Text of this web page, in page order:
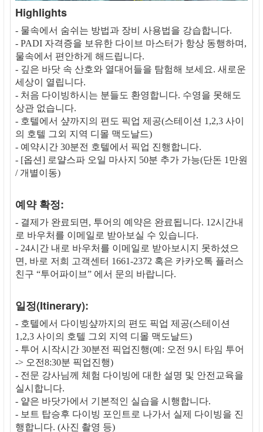
Highlights
- 물속에서 숨쉬는 방법과 장비 사용법을 강습합니다.
- PADI 자격증을 보유한 다이브 마스터가 항상 동행하며,
물속에서 편안하게 해드립니다.
- 깊은 바닷 속 산호와 열대어들을 탐험해 보세요. 새로운
세상이 열립니다.
- 처음 다이빙하시는 분들도 환영합니다. 수영을 못해도
상관 없습니다.
- 호텔에서 샾까지의 편도 픽업 제공(스테이션 1,2,3 사이
의 호텔 그외 지역 디몰 맥도날드)
- 예약시간 30분전 호텔에서 픽업 진행합니다.
- [옵션] 로얄스파 오일 마사지 50분 추가 가능(단돈 1만원
/ 개별이동)
예약 확정:
- 결제가 완료되면, 투어의 예약은 완료됩니다. 12시간내
로 바우처를 이메일로 받아보실 수 있습니다.
- 24시간 내로 바우처를 이메일로 받아보시지 못하셨으
면, 바로 저희 고객센터 1661-2372 혹은 카카오톡 플러스
친구 “투어파이브” 에서 문의 바랍니다.
일정(Itinerary):
- 호텔에서 다이빙샾까지의 편도 픽업 제공(스테이션
1,2,3 사이의 호텔 그외 지역 디몰 맥도날드)
- 투어 시작시간 30분전 픽업진행(예: 오전 9시 타임 투어
-> 오전8:30분 픽업진행)
- 전문 강사님께 체험 다이빙에 대한 설명 및 안전교육을
실시합니다.
- 얕은 바닷가에서 기본적인 실습을 시행합니다.
- 보트 탑승후 다이빙 포인트로 나가서 실제 다이빙을 진
행합니다. (사진 촬영 등)